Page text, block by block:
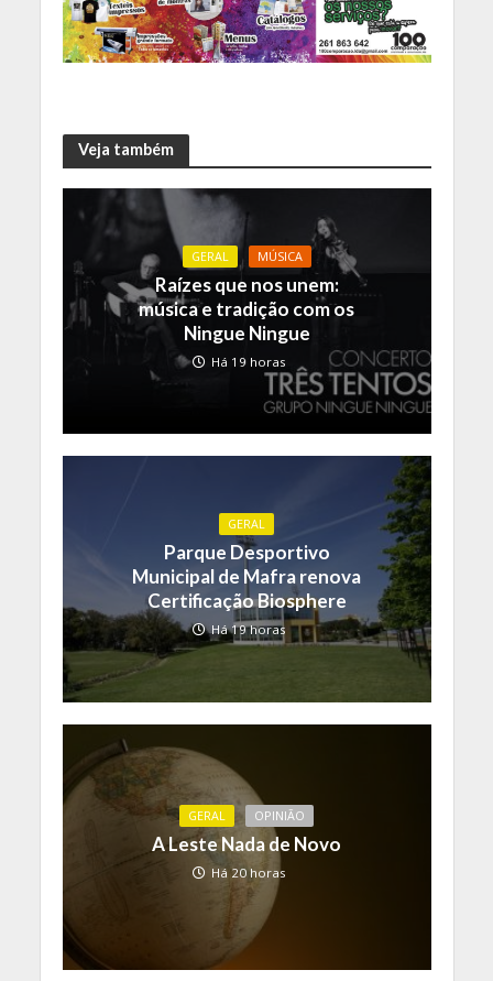
Veja também
GERAL MÚSICA
Raízes que nos unem:
música e tradição com os
Ningue Ningue
Há 19 horas
GERAL
Parque Desportivo
Municipal de Mafra renova
Certificação Biosphere
Há 19 horas
GERAL OPINIÃO
A Leste Nada de Novo
Há 20 horas